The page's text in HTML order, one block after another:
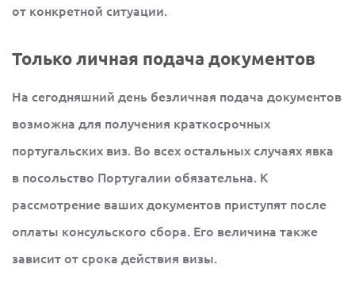
от конкретной ситуации.
Только личная подача документов
На сегодняшний день безличная подача документов
возможна для получения краткосрочных
португальских виз. Во всех остальных случаях явка
в посольство Португалии обязательна. К
рассмотрение ваших документов приступят после
оплаты консульского сбора. Его величина также
зависит от срока действия визы.